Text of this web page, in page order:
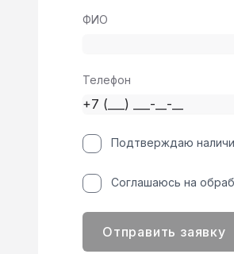
ФИО
Телефон
Подтверждаю
Соглашаюсь на
Отправить заявку